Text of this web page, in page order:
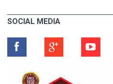
SOCIAL MEDIA